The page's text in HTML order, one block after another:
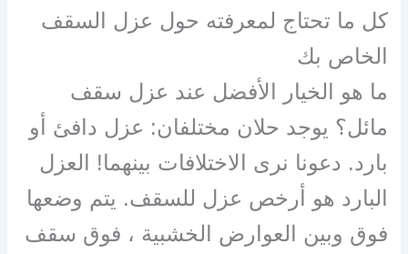
كل ما تحتاج لمعرفته حول عزل السقف
الخاص بك
ما هو الخيار الأفضل عند عزل سقف
مائل؟ يوجد حلان مختلفان: عزل دافئ أو
بارد. دعونا نرى الاختلافات بينهما! العزل
البارد هو أرخص عزل للسقف. يتم وضعها
فوق وبين العوارض الخشبية ، فوق سقف